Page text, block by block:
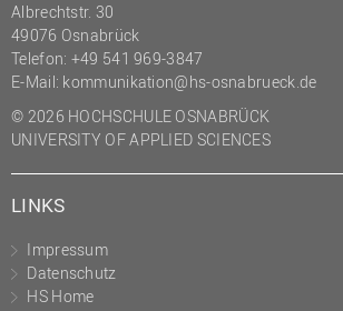
Albrechtstr. 30
49076 Osnabrück
Telefon: +49 541 969-3847
E-Mail: kommunikation@hs-osnabrueck.de
© 2026 HOCHSCHULE OSNABRÜCK
UNIVERSITY OF APPLIED SCIENCES
LINKS
Impressum
Datenschutz
HS Home